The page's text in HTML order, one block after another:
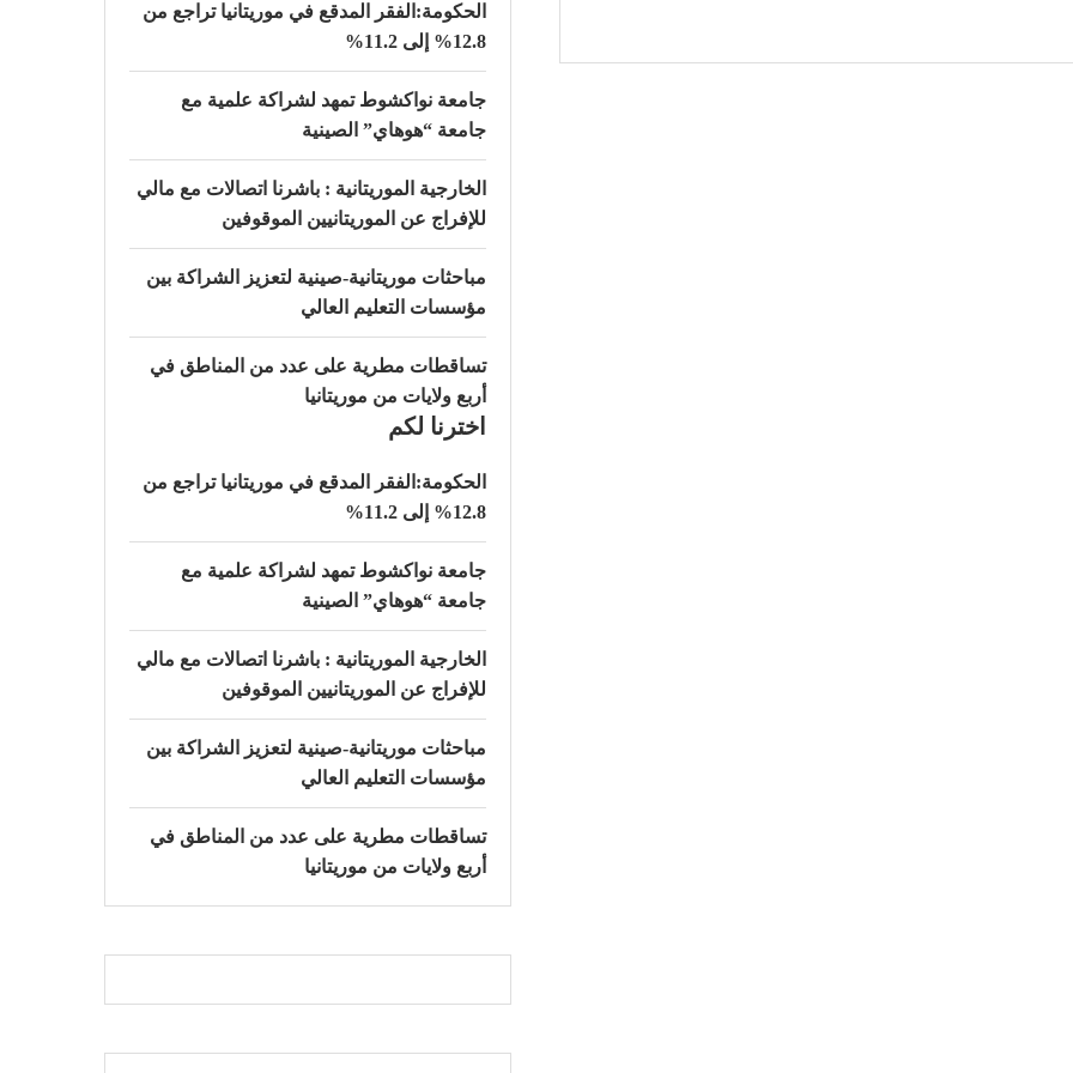
الحكومة:الفقر المدقع في موريتانيا تراجع من
12.8% إلى 11.2%
جامعة نواكشوط تمهد لشراكة علمية مع
جامعة “هوهاي” الصينية
الخارجية الموريتانية : باشرنا اتصالات مع مالي
للإفراج عن الموريتانيين الموقوفين
مباحثات موريتانية-صينية لتعزيز الشراكة بين
مؤسسات التعليم العالي
تساقطات مطرية على عدد من المناطق في
أربع ولايات من موريتانيا
اخترنا لكم
الحكومة:الفقر المدقع في موريتانيا تراجع من
12.8% إلى 11.2%
جامعة نواكشوط تمهد لشراكة علمية مع
جامعة “هوهاي” الصينية
الخارجية الموريتانية : باشرنا اتصالات مع مالي
للإفراج عن الموريتانيين الموقوفين
مباحثات موريتانية-صينية لتعزيز الشراكة بين
مؤسسات التعليم العالي
تساقطات مطرية على عدد من المناطق في
أربع ولايات من موريتانيا